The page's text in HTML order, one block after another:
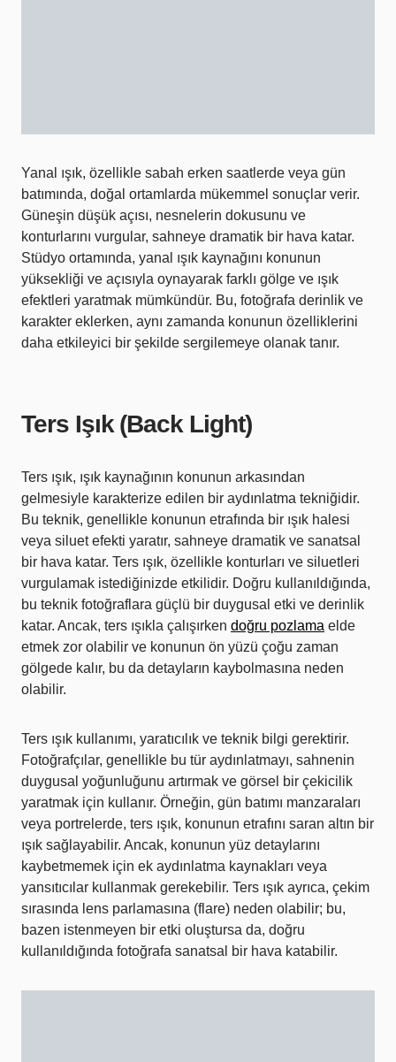
Yanal ışık, özellikle sabah erken saatlerde veya gün
batımında, doğal ortamlarda mükemmel sonuçlar verir.
Güneşin düşük açısı, nesnelerin dokusunu ve
konturlarını vurgular, sahneye dramatik bir hava katar.
Stüdyo ortamında, yanal ışık kaynağını konunun
yüksekliği ve açısıyla oynayarak farklı gölge ve ışık
efektleri yaratmak mümkündür. Bu, fotoğrafa derinlik ve
karakter eklerken, aynı zamanda konunun özelliklerini
daha etkileyici bir şekilde sergilemeye olanak tanır.
Ters Işık (Back Light)
Ters ışık, ışık kaynağının konunun arkasından
gelmesiyle karakterize edilen bir aydınlatma tekniğidir.
Bu teknik, genellikle konunun etrafında bir ışık halesi
veya siluet efekti yaratır, sahneye dramatik ve sanatsal
bir hava katar. Ters ışık, özellikle konturları ve siluetleri
vurgulamak istediğinizde etkilidir. Doğru kullanıldığında,
bu teknik fotoğraflara güçlü bir duygusal etki ve derinlik
katar. Ancak, ters ışıkla çalışırken doğru pozlama elde
etmek zor olabilir ve konunun ön yüzü çoğu zaman
gölgede kalır, bu da detayların kaybolmasına neden
olabilir.
Ters ışık kullanımı, yaratıcılık ve teknik bilgi gerektirir.
Fotoğrafçılar, genellikle bu tür aydınlatmayı, sahnenin
duygusal yoğunluğunu artırmak ve görsel bir çekicilik
yaratmak için kullanır. Örneğin, gün batımı manzaraları
veya portrelerde, ters ışık, konunun etrafını saran altın bir
ışık sağlayabilir. Ancak, konunun yüz detaylarını
kaybetmemek için ek aydınlatma kaynakları veya
yansıtıcılar kullanmak gerekebilir. Ters ışık ayrıca, çekim
sırasında lens parlamasına (flare) neden olabilir; bu,
bazen istenmeyen bir etki oluştursa da, doğru
kullanıldığında fotoğrafa sanatsal bir hava katabilir.